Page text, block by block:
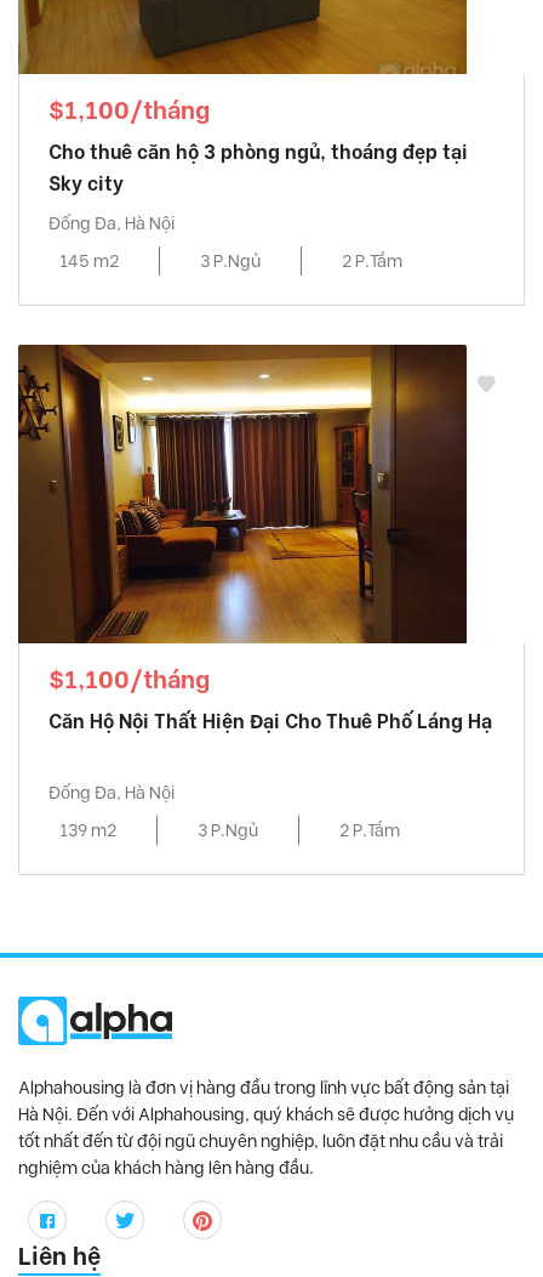
$1,100/tháng
Cho thuê căn hộ 3 phòng ngủ, thoáng đẹp tại
Sky city
Đống Đa, Hà Nội
145 m2
3 P.Ngủ 2 P.Tắm
$1,100/tháng
Căn Hộ Nội Thất Hiện Đại Cho Thuê Phố Láng Hạ
Đống Đa, Hà Nội
139 m2
3 P.Ngủ 2 P.Tắm
Alphahousing là đơn vị hàng đầu trong lĩnh vực bất động sản tại
Hà Nội. Đến với Alphahousing, quý khách sẽ được hưởng dịch vụ
tốt nhất đến từ đội ngũ chuyên nghiệp, luôn đặt nhu cầu và trải
nghiệm của khách hàng lên hàng đầu.
Liên hệ